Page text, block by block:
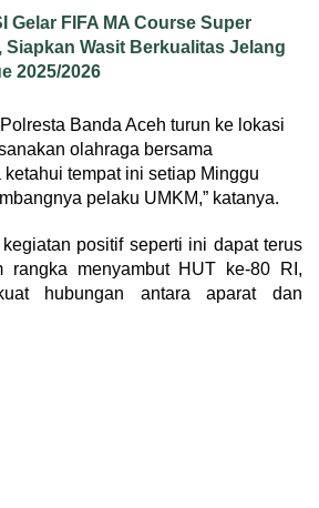
Gelar FIFA MA Course Super
Siapkan Wasit Berkualitas Jelang
2025/2026
Banda Aceh turun ke lokasi
olahraga bersama
ketahui tempat ini setiap Minggu
pelaku UMKM,” katanya.
kegiatan positif seperti ini dapat terus
rangka menyambut HUT ke-80 RI,
hubungan antara aparat dan